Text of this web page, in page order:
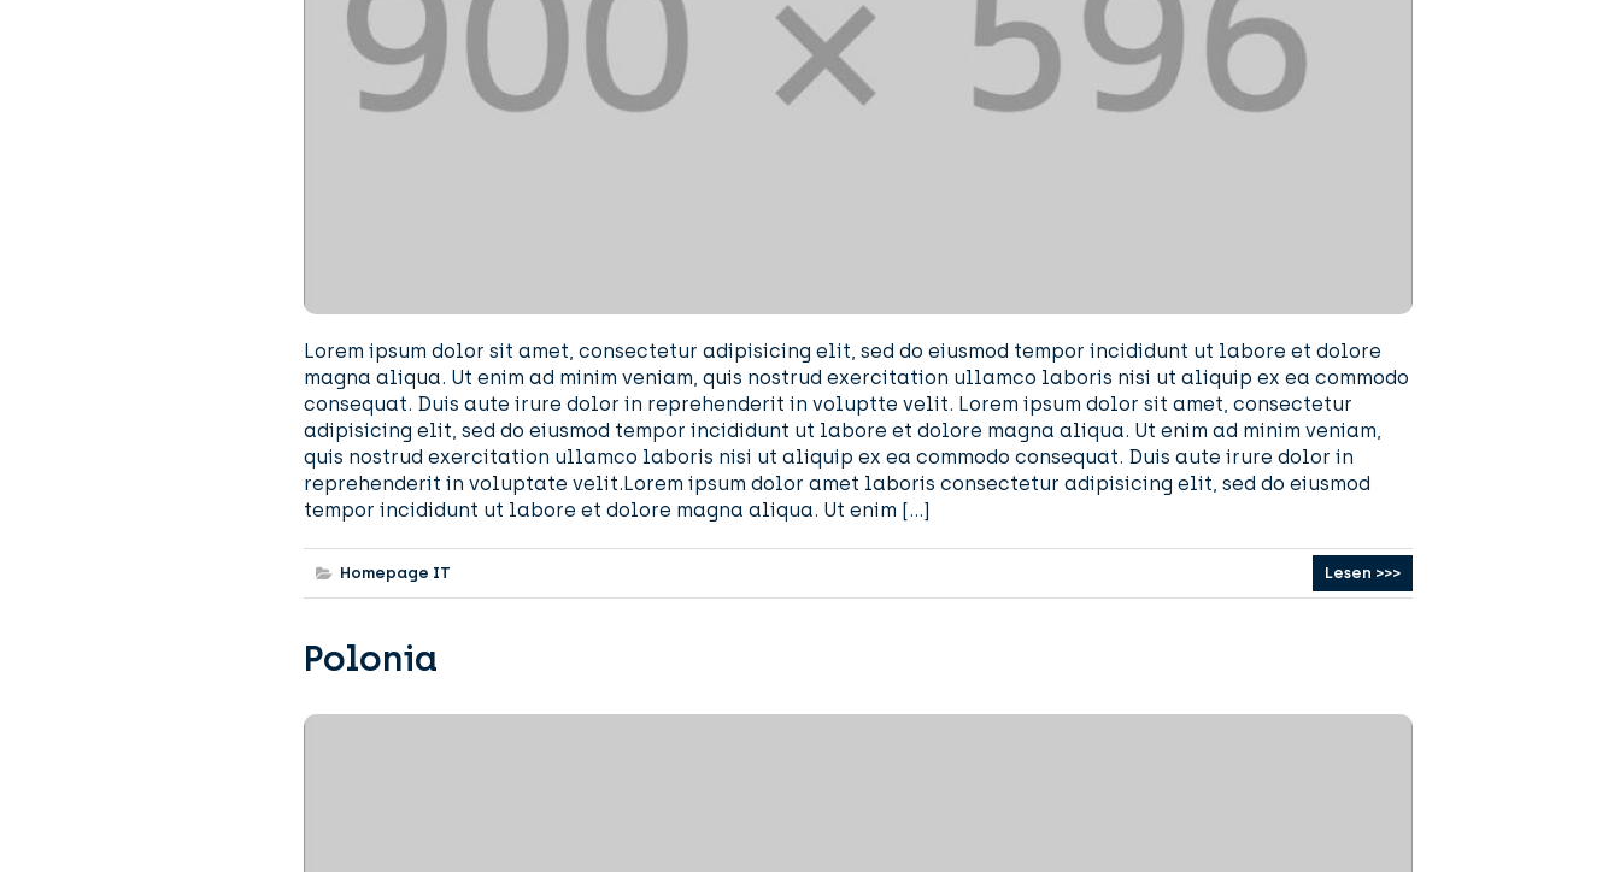
Lorem ipsum dolor sit amet, consectetur adipisicing elit, sed do eiusmod tempor incididunt ut labore et dolore
magna aliqua. Ut enim ad minim veniam, quis nostrud exercitation ullamco laboris nisi ut aliquip ex ea commodo
consequat. Duis aute irure dolor in reprehenderit in voluptte velit. Lorem ipsum dolor sit amet, consectetur
adipisicing elit, sed do eiusmod tempor incididunt ut labore et dolore magna aliqua. Ut enim ad minim veniam,
quis nostrud exercitation ullamco laboris nisi ut aliquip ex ea commodo consequat. Duis aute irure dolor in
reprehenderit in voluptate velit.Lorem ipsum dolor amet laboris consectetur adipisicing elit, sed do eiusmod
tempor incididunt ut labore et dolore magna aliqua. Ut enim […]
Homepage IT Lesen >>>
Polonia